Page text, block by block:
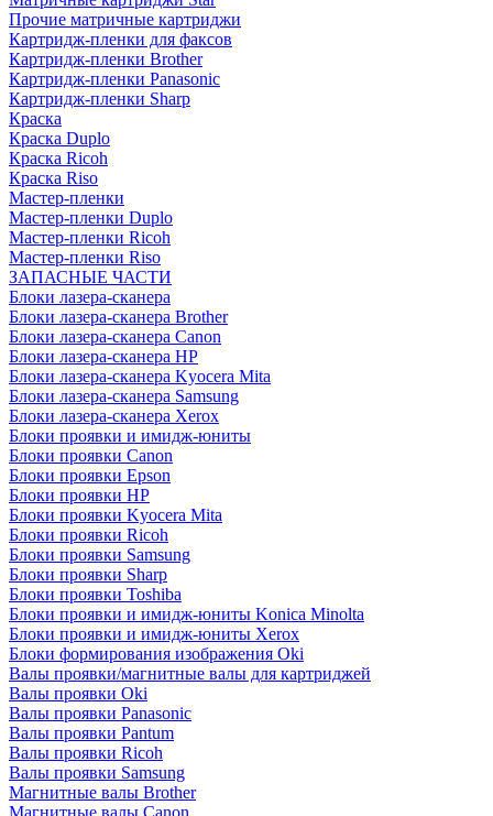
Прочие матричные картриджи
Картридж-пленки для факсов
Картридж-пленки Brother
Картридж-пленки Panasonic
Картридж-пленки Sharp
Краска
Краска Duplo
Краска Ricoh
Краска Riso
Мастер-пленки
Мастер-пленки Duplo
Мастер-пленки Ricoh
Мастер-пленки Riso
ЗАПАСНЫЕ ЧАСТИ
Блоки лазера-сканера
Блоки лазера-сканера Brother
Блоки лазера-сканера Canon
Блоки лазера-сканера HP
Блоки лазера-сканера Kyocera Mita
Блоки лазера-сканера Samsung
Блоки лазера-сканера Xerox
Блоки проявки и имидж-юниты
Блоки проявки Canon
Блоки проявки Epson
Блоки проявки HP
Блоки проявки Kyocera Mita
Блоки проявки Ricoh
Блоки проявки Samsung
Блоки проявки Sharp
Блоки проявки Toshiba
Блоки проявки и имидж-юниты Konica Minolta
Блоки проявки и имидж-юниты Xerox
Блоки формирования изображения Oki
Валы проявки/магнитные валы для картриджей
Валы проявки Oki
Валы проявки Panasonic
Валы проявки Pantum
Валы проявки Ricoh
Валы проявки Samsung
Магнитные валы Brother
Магнитные валы Canon